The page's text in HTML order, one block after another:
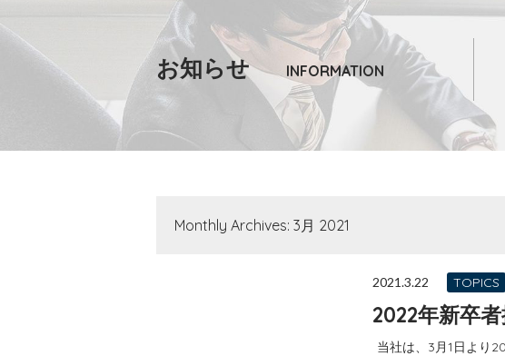
お知らせ INFORMATION
Monthly Archives: 3月 2021
2021.3.22 TOPICS
2022年新卒
当社は、3月1日より